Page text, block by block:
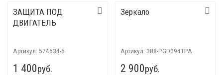
ЗАЩИТА ПОД
ДВИГАТЕЛЬ
Артикул: 574634-6
1 400руб.
Зеркало
Артикул: 388-PGD094TPA
2 900руб.